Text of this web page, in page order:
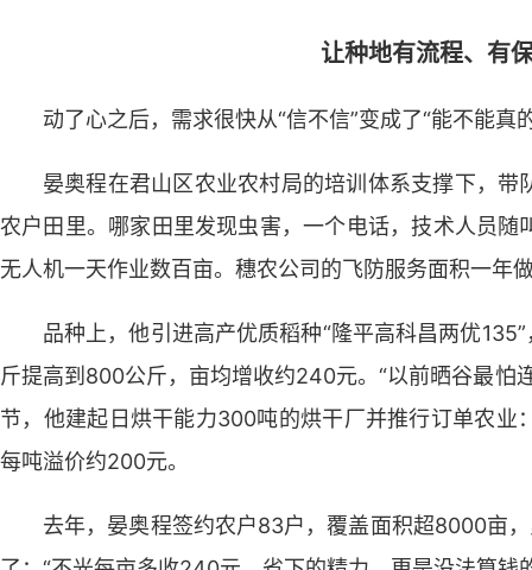
让种地有流程、有
动了心之后，需求很快从“信不信”变成了“能不能真
晏奥程在君山区农业农村局的培训体系支撑下，
农户田里。哪家田里发现虫害，一个电话，技术人员
无人机一天作业数百亩。穗农公司的飞防服务面积一年
品种上，他引进高产优质稻种“隆平高科昌两优
斤提高到800公斤，亩均增收约240元。“以前晒谷最怕
节，他建起日烘干能力300吨的烘干厂并推行订单农业
每吨溢价约200元。
去年，晏奥程签约农户83户，覆盖面积超8000亩